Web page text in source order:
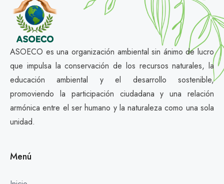
ASOECO es una organización ambiental sin ánimo de lucro
que impulsa la conservación de los recursos naturales, la
educación ambiental y el desarrollo sostenible,
promoviendo la participación ciudadana y una relación
armónica entre el ser humano y la naturaleza como una sola
unidad.
Menú